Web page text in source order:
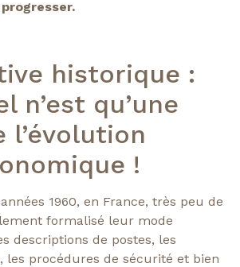
historique :
n’est qu’une
l’évolution
!
1960, en France, très peu de
formalisé leur mode
descriptions de postes, les
les procédures de sécurité et bien